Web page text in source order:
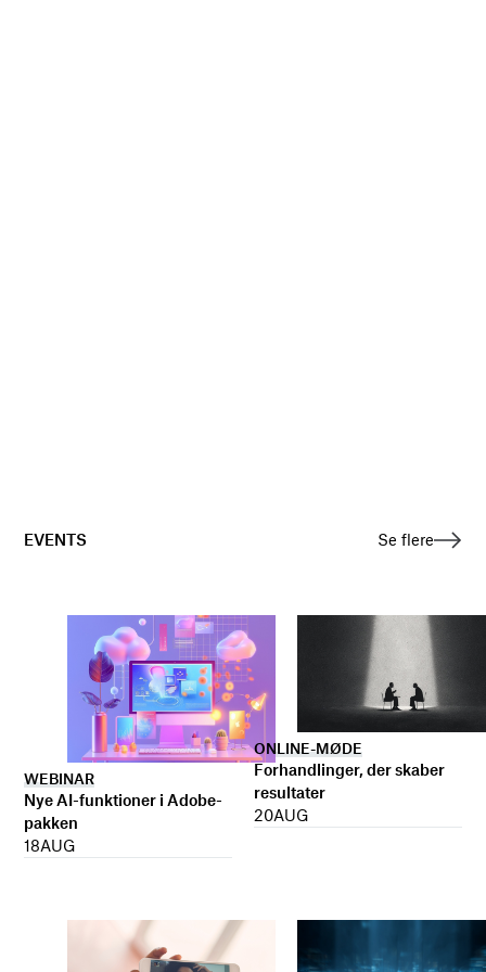
EVENTS Se flere
WEBINAR
Nye AI-funktioner i Adobe-
pakken
18AUG
ONLINE-MØDE
Forhandlinger, der skaber
resultater
20AUG